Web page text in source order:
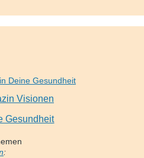
Deine Gesundheit
: